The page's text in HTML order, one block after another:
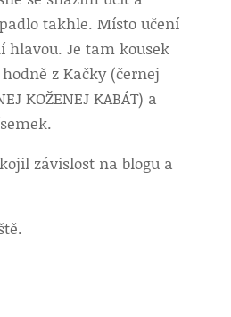
takhle. Místo učení
hlavou. Je tam kousek
z Kačky (černej
KOŽENEJ KABÁT) a
závislost na blogu a